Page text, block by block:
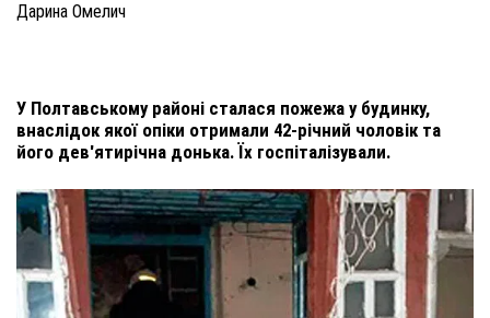
Дарина Омелич
У Полтавському районі сталася пожежа у будинку,
внаслідок якої опіки отримали 42-річний чоловік та
його дев'ятирічна донька. Їх госпіталізували.